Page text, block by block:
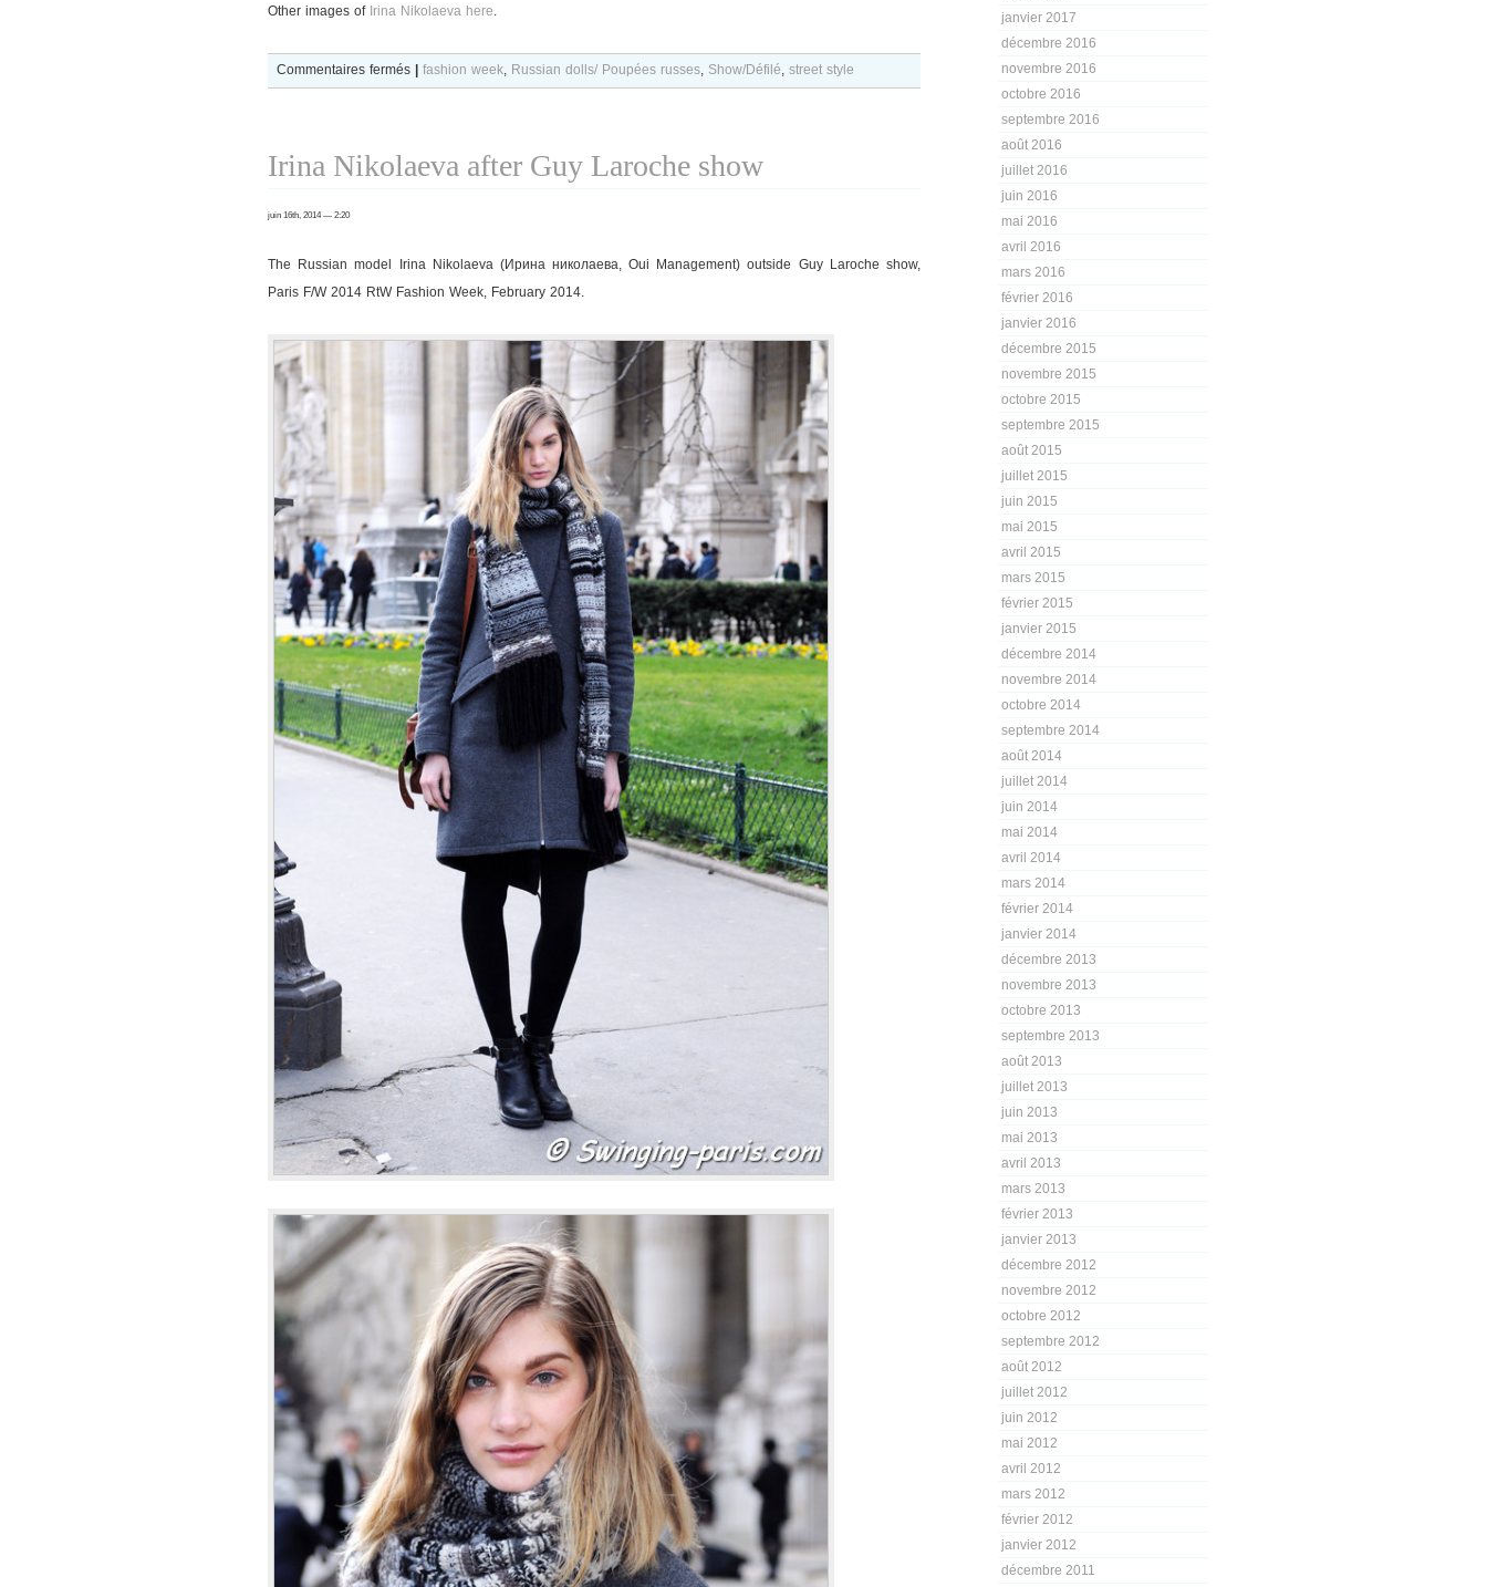
janvier 2017
décembre 2016
novembre 2016
octobre 2016
septembre 2016
août 2016
juillet 2016
juin 2016
mai 2016
avril 2016
mars 2016
février 2016
janvier 2016
décembre 2015
novembre 2015
octobre 2015
septembre 2015
août 2015
juillet 2015
juin 2015
mai 2015
avril 2015
mars 2015
février 2015
janvier 2015
décembre 2014
novembre 2014
octobre 2014
septembre 2014
août 2014
juillet 2014
juin 2014
mai 2014
avril 2014
mars 2014
février 2014
janvier 2014
décembre 2013
novembre 2013
octobre 2013
septembre 2013
août 2013
juillet 2013
juin 2013
mai 2013
avril 2013
mars 2013
février 2013
janvier 2013
décembre 2012
novembre 2012
octobre 2012
septembre 2012
août 2012
juillet 2012
juin 2012
mai 2012
avril 2012
mars 2012
février 2012
janvier 2012
décembre 2011
Other images of Irina Nikolaeva here.
Commentaires ferméssur
Elie
fashion week, Russian dolls/ Poupées russes, Show/Défilé, street style
Irina Nikolaeva after Guy Laroche show
juin 16th, 2014 — 2:20
The Russian model Irina Nikolaeva (Ирина николаева, Oui Management) outside Guy Laroche show,
Paris F/W 2014 RtW Fashion Week, February 2014.